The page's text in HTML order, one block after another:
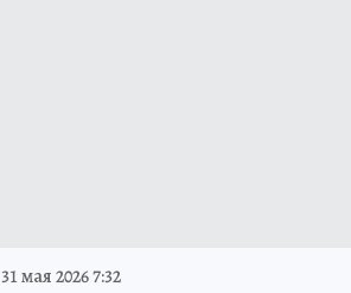
31 мая 2026 7:32